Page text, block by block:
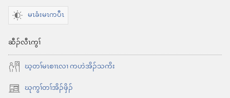
လံာ်
မၤခံးမၤကပီၤ
ဆီၣ်လီၤကွၢ်
ဃ့တၢ်မၤစၢၤလၢ ကဟဲအိၣ်သကိး
ဃုကွၢ်တၢ်အိၣ်ဖှိၣ်
အိး